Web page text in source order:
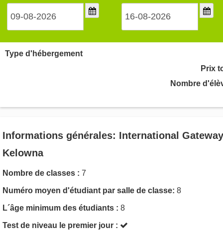
Type d'hébergement
Prix
Nombre
Informations générales: International Gateway
Kelowna
Nombre de classes : 7
Numéro moyen d'étudiant par salle de classe: 8
L´âge minimum des étudiants : 8
Test de niveau le premier jour :